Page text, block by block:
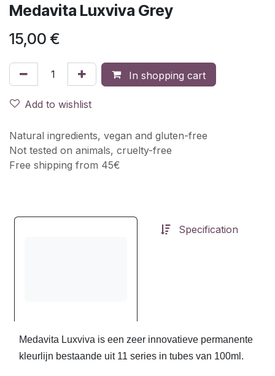
Medavita Luxviva Grey
15,00 €
In shopping cart
Add to wishlist
Natural ingredients, vegan and gluten-free
Not tested on animals, cruelty-free
Free shipping from 45€
Specification
Medavita Luxviva is een zeer innovatieve permanente
kleurlijn bestaande uit 11 series in tubes van 100ml.